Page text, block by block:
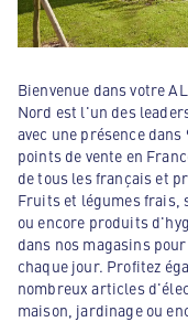
Bienvenue dans votre
Nord est l'un des
avec une présence dans
points de vente en
de tous les français et
Fruits et légumes frais,
ou encore produits
dans nos magasins
chaque jour. Profitez
nombreux articles
maison, jardinage ou